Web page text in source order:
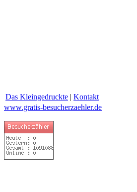
Das Kleingedruckte | Kontakt
www.gratis-besucherzaehler.de